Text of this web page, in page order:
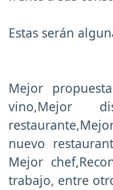
Estas serán
Mejor
vino,Mejor
nuevo
Mejor
trabajo, entre